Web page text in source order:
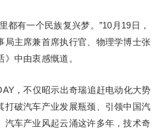
都有一个民族复兴梦。”10月19日，
局主席兼首席执行官、物理学博士张
中由衷感慨道。
，不仅昭示出奇瑞追赶电动化大势
打破汽车产业发展瓶颈、引领中国汽
汽车产业风起云涌这许多年，技术奇